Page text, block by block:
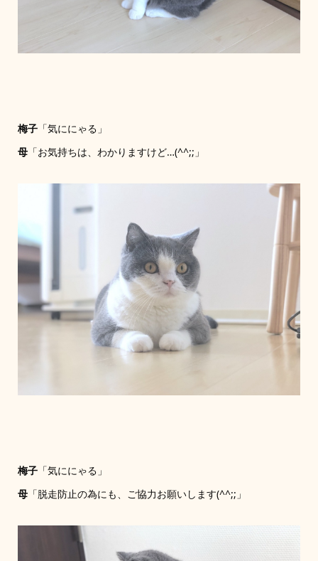
梅子「気ににゃる」
母「お気持ちは、わかりますけど…(^^;;」
梅子「気ににゃる」
母「脱走防止の為にも、ご協力お願いします(^^;;」